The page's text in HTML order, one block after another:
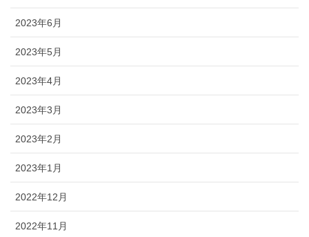
2023年6月
2023年5月
2023年4月
2023年3月
2023年2月
2023年1月
2022年12月
2022年11月